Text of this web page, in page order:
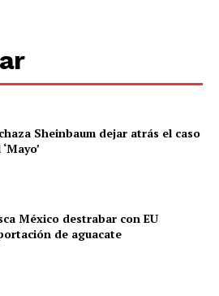
Sheinbaum dejar atrás el caso
México destrabar con EU
de aguacate